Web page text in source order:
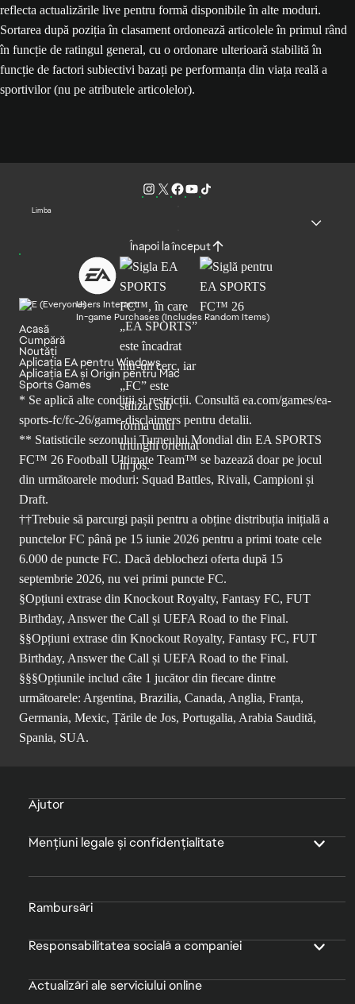
reflecta actualizările live pentru formă disponibile în alte moduri.
Sortarea după poziția în clasament ordonează articolele în primul rând
în funcție de ratingul general, cu o ordonare ulterioară stabilită în
funcție de factori subiectivi bazați pe performanța din viața reală a
sportivilor (nu pe atributele articolelor).
Limba
Înapoi la început
Users Interact
In-game Purchases (Includes Random Items)
Acasă
Cumpără
Noutăți
Aplicația EA pentru Windows
Aplicația EA și Origin pentru Mac
Sports Games
* Se aplică alte condiții și restricții. Consultă ea.com/games/ea-
sports-fc/fc-26/game-disclaimers pentru detalii.
** Statisticile sezonului Turneului Mondial din EA SPORTS
FC™ 26 Football Ultimate Team™ se bazează doar pe jocul
din următoarele moduri: Squad Battles, Rivali, Campioni și
Draft.
††Trebuie să parcurgi pașii pentru a obține distribuția inițială a
punctelor FC până pe 15 iunie 2026 pentru a primi toate cele
6.000 de puncte FC. Dacă deblochezi oferta după 15
septembrie 2026, nu vei primi puncte FC.
§Opțiuni extrase din Knockout Royalty, Fantasy FC, FUT
Birthday, Answer the Call și UEFA Road to the Final.
§§Opțiuni extrase din Knockout Royalty, Fantasy FC, FUT
Birthday, Answer the Call și UEFA Road to the Final.
§§§Opțiunile includ câte 1 jucător din fiecare dintre
următoarele: Argentina, Brazilia, Canada, Anglia, Franța,
Germania, Mexic, Țările de Jos, Portugalia, Arabia Saudită,
Spania, SUA.
Ajutor
Mențiuni legale și confidențialitate
Rambursări
Responsabilitatea socială a companiei
Actualizări ale serviciului online